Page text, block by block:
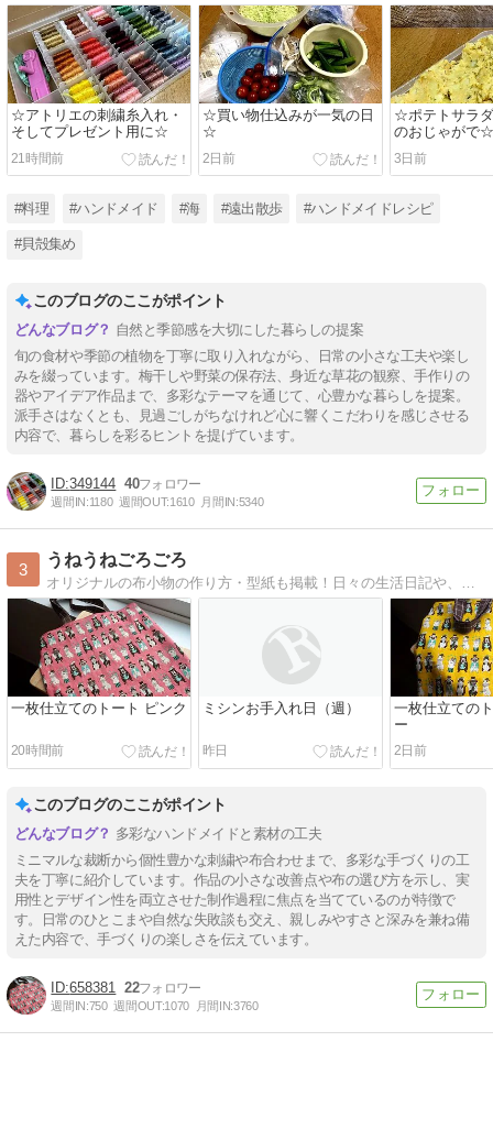
☆アトリエの刺繍糸入れ・
そしてプレゼント用に☆
21時間前
☆買い物仕込みが一気の日
☆
2日前
☆ポテトサラ
のおじゃがで☆
3日前
#料理 #ハンドメイド #海 #遠出散歩 #ハンドメイドレシピ
#貝殻集め
このブログのここがポイント
自然と季節感を大切にした暮らしの提案
旬の食材や季節の植物を丁寧に取り入れながら、日常の小さな工夫や楽し
みを綴っています。梅干しや野菜の保存法、身近な草花の観察、手作りの
器やアイデア作品まで、多彩なテーマを通じて、心豊かな暮らしを提案。
派手さはなくとも、見過ごしがちなけれど心に響くこだわりを感じさせる
内容で、暮らしを彩るヒントを提げています。
349144 40
週間IN:1180 週間OUT:1610 月間IN:5340
3
うねうねごろごろ
一枚仕立てのトート ピンク
20時間前
ミシンお手入れ日（週）
昨日
一枚仕立ての
ー
2日前
このブログのここがポイント
多彩なハンドメイドと素材の工夫
ミニマルな裁断から個性豊かな刺繍や布合わせまで、多彩な手づくりの工
夫を丁寧に紹介しています。作品の小さな改善点や布の選び方を示し、実
用性とデザイン性を両立させた制作過程に焦点を当てているのが特徴で
す。日常のひとこまや自然な失敗談も交え、親しみやすさと深みを兼ね備
えた内容で、手づくりの楽しさを伝えています。
658381 22
週間IN:750 週間OUT:1070 月間IN:3760